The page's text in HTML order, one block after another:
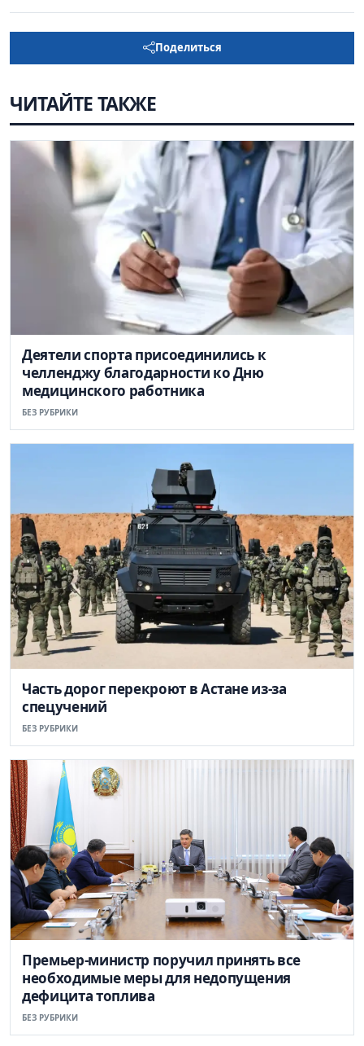
Поделиться
ЧИТАЙТЕ ТАКЖЕ
Деятели спорта присоединились к
челленджу благодарности ко Дню
медицинского работника
БЕЗ РУБРИКИ
Часть дорог перекроют в Астане из-за
спецучений
БЕЗ РУБРИКИ
Премьер-министр поручил принять все
необходимые меры для недопущения
дефицита топлива
БЕЗ РУБРИКИ